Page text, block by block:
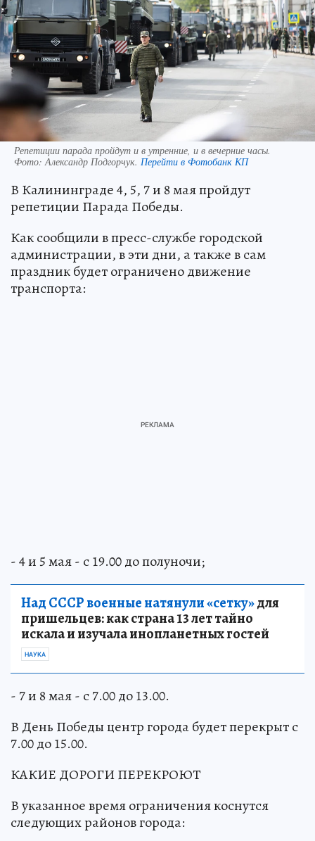
Репетиции парада пройдут и в утренние, и в вечерние часы.
Фото:Александр Подгорчук. Перейти в Фотобанк КП
В Калининграде 4, 5, 7 и 8 мая пройдут
репетиции Парада Победы.
Как сообщили в пресс-службе городской
администрации, в эти дни, а также в сам
праздник будет ограничено движение
транспорта:
- 4 и 5 мая - с 19.00 до полуночи;
Над СССР военные натянули «сетку»для
пришельцев: как страна 13 лет тайно
искала и изучала инопланетных гостей
НАУКА
- 7 и 8 мая - с 7.00 до 13.00.
В День Победы центр города будет перекрыт с
7.00 до 15.00.
КАКИЕ ДОРОГИ ПЕРЕКРОЮТ
В указанное время ограничения коснутся
следующих районов города: